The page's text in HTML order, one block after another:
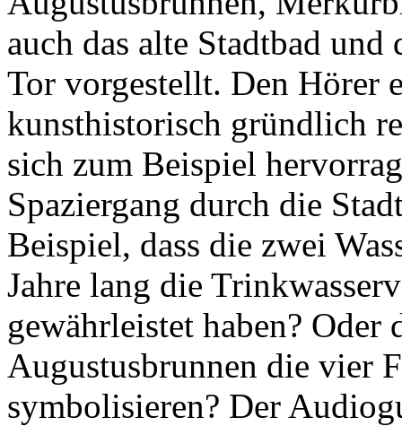
auch das alte Stadtbad
Tor vorgestellt. Den Hörer
kunsthistorisch gründlich
sich zum Beispiel
Spaziergang durch die
Beispiel, dass die zwei
Jahre lang die
gewährleistet haben? Oder
Augustusbrunnen die vier
symbolisieren? Der